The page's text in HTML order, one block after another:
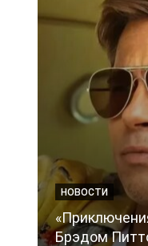
НОВОСТИ
Брэдом